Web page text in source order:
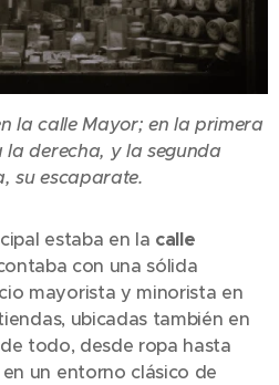
la calle Mayor; en la primera
la derecha, y la segunda
su escaparate.
estaba en la calle
con una sólida
mayorista y minorista en
ubicadas también en
todo, desde ropa hasta
un entorno clásico de